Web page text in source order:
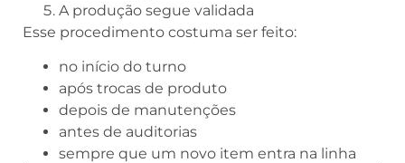
A produção segue validada
Esse procedimento costuma ser feito:
no início do turno
após trocas de produto
depois de manutenções
antes de auditorias
sempre que um novo item entra na linha